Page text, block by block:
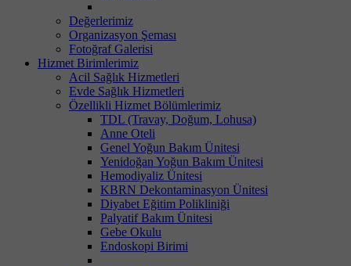
Değerlerimiz
Organizasyon Şeması
Fotoğraf Galerisi
Hizmet Birimlerimiz
Acil Sağlık Hizmetleri
Evde Sağlık Hizmetleri
Özellikli Hizmet Bölümlerimiz
TDL (Travay, Doğum, Lohusa)
Anne Oteli
Genel Yoğun Bakım Ünitesi
Yenidoğan Yoğun Bakım Ünitesi
Hemodiyaliz Ünitesi
KBRN Dekontaminasyon Ünitesi
Diyabet Eğitim Polikliniği
Palyatif Bakım Ünitesi
Gebe Okulu
Endoskopi Birimi